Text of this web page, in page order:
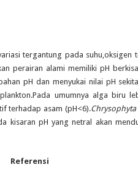
tergantung pada suhu,oksigen
perairan alami memiliki pH
pH dan menyukai nilai pH
umumnya alga biru
terhadap asam (pH<6).Chrysophyta
kisaran pH yang netral akan
Referensi